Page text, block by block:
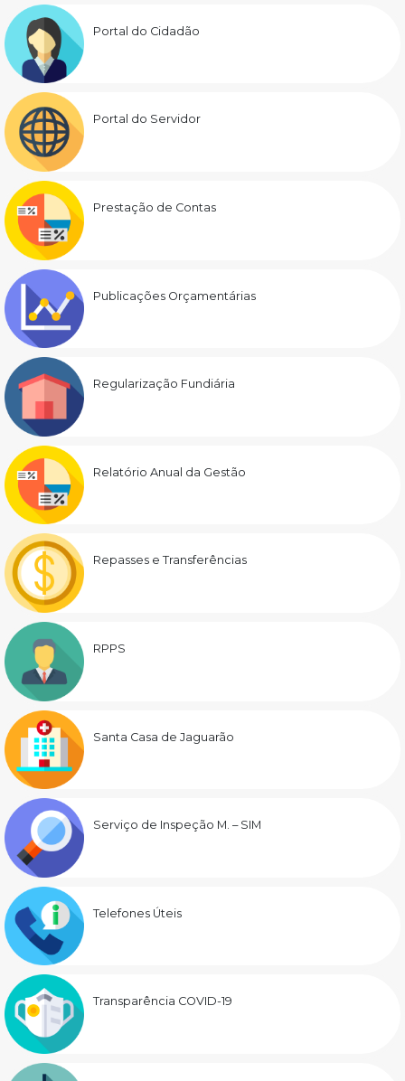
Portal do Cidadão
Portal do Servidor
Prestação de Contas
Publicações Orçamentárias
Regularização Fundiária
Relatório Anual da Gestão
Repasses e Transferências
RPPS
Santa Casa de Jaguarão
Serviço de Inspeção M. – SIM
Telefones Úteis
Transparência COVID-19